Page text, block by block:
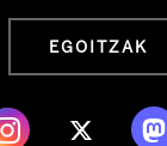
EGOITZAK